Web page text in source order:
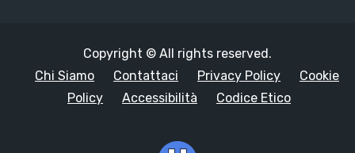
Copyright © All rights reserved.
Chi Siamo
Contattaci Privacy Policy
Cookie
Policy
Accessibilità Codice Etico